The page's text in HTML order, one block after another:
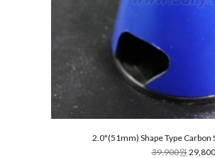
2.0"(51mm) Shape Type Carbon
39,900원